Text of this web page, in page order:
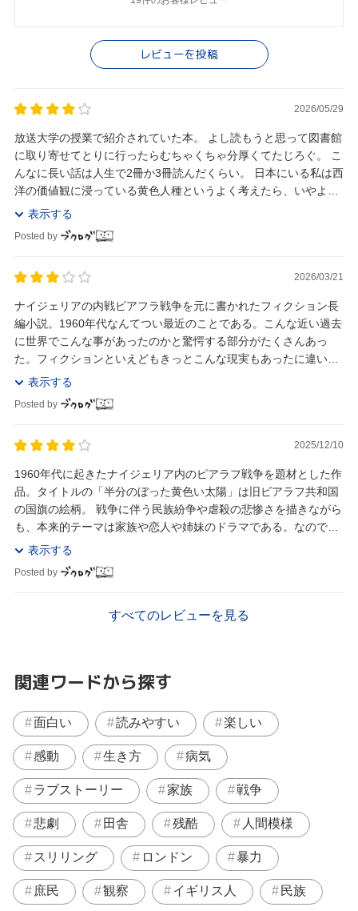
レビューを投稿
2026/05/29
放送大学の授業で紹介されていた本。 よし読もうと思って図書館
に取り寄せてとりに行ったらむちゃくちゃ分厚くてたじろぐ。 こ
んなに長い話は人生で2冊か3冊読んだくらい。 日本にいる私は西
洋の価値観に浸っている黄色人種というよく考えたら、いやよく
考えなくても奇妙な立ち位置。 違う価値...
表示する
Posted by
2026/03/21
ナイジェリアの内戦ビアフラ戦争を元に書かれたフィクション長
編小説。1960年代なんてつい最近のことである。こんな近い過去
に世界でこんな事があったのかと驚愕する部分がたくさんあっ
た。フィクションといえどもきっとこんな現実もあったに違いな
い。戦争の話は心が病むので苦手だけども、こちら...
表示する
Posted by
2025/12/10
1960年代に起きたナイジェリア内のピアラフ戦争を題材とした作
品。タイトルの「半分のぼった黄色い太陽」は旧ビアラフ共和国
の国旗の絵柄。 戦争に伴う民族紛争や虐殺の悲惨さを描きながら
も、本来的テーマは家族や恋人や姉妹のドラマである。なので戦
争部分はファクトベースながらフィクションを...
表示する
Posted by
すべてのレビューを見る
関連ワードから探す
面白い 読みやすい 楽しい
感動 生き方 病気
ラブストーリー 家族 戦争
悲劇 田舎 残酷 人間模様
スリリング ロンドン 暴力
庶民 観察 イギリス人 民族